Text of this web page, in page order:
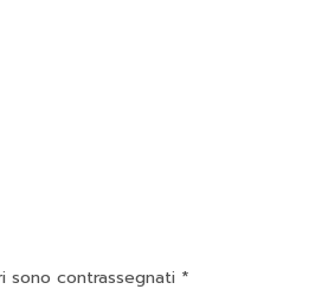
sono contrassegnati *